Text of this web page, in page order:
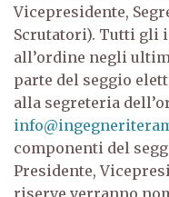
Vicepresidente,
Scrutatori). Tutti gli
all’ordine negli
parte del seggio
alla segreteria
componenti del
Presidente,